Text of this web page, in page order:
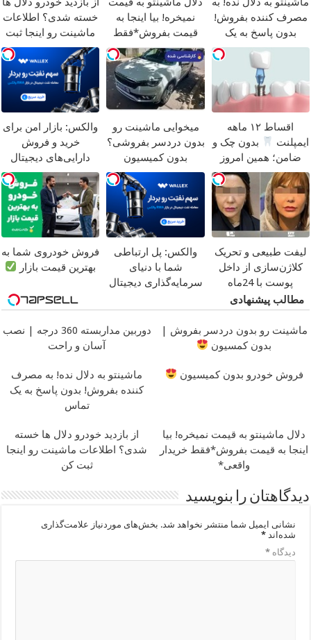
مصرف کننده بفروش!
بدون پاسخ به یک
تماس
نمیخره! بیا اینجا به
قیمت بفروش*فقط
خریدار واقعی*
خسته شدی؟ اطلاعات
ماشینت رو اینجا ثبت
کن
اقساط ۱۲ ماهه
ایمپلنت
بدون چک و
ضامن؛ همین امروز
اقدام کن
میخوایی ماشینت رو
بدون دردسر بفروشی؟
بدون کمیسیون
والکس: بازار امن برای
خرید و فروش
دارایی‌های دیجیتال
لیفت طبیعی و تحریک
کلاژن‌سازی از داخل
پوست با 24ماه
ماندگاری
جوان شو
والکس: پل ارتباطی
شما با دنیای
سرمایه‌گذاری دیجیتال
فروش خودروی شما به
بهترین قیمت بازار
مطالب پیشنهادی
ماشینت رو بدون دردسر بفروش |
بدون کمسیون
دوربین مداربسته 360 درجه | نصب
آسان و راحت
فروش خودرو بدون کمیسیون
ماشینتو به دلال نده! به مصرف
کننده بفروش! بدون پاسخ به یک
تماس
دلال ماشینتو به قیمت نمیخره! بیا
اینجا به قیمت بفروش*فقط خریدار
واقعی*
از بازدید خودرو دلال ها خسته
شدی؟ اطلاعات ماشینت رو اینجا
ثبت کن
دیدگاهتان را بنویسید
نشانی ایمیل شما منتشر نخواهد شد. بخش‌های موردنیاز علامت‌گذاری
شده‌اند*
دیدگاه*